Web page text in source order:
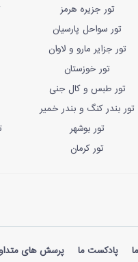
تور جزیره هرمز
تور سواحل پارسیان
تور جزایر مارو و لاوان
تور خوزستان
تور طبس و کال جنی
تور بندر کنگ و بندر خمیر
تور بوشهر
تور کرمان
پادکست ما پرسش های